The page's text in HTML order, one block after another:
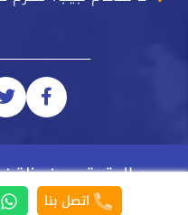
الضريبي 223-743-723اتصل بنا